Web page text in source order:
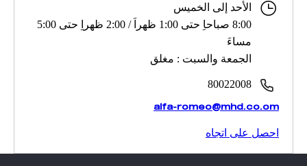
الأحد إلى الخميس
8:00 صباحاِ حتى 1:00 ظهراَ / 2:00 ظهراِ حتى 5:00
مساءَ
الجمعة والسبت : مغلق
80022008
alfa-romeo@mhd.co.om
احصل على اتجاه